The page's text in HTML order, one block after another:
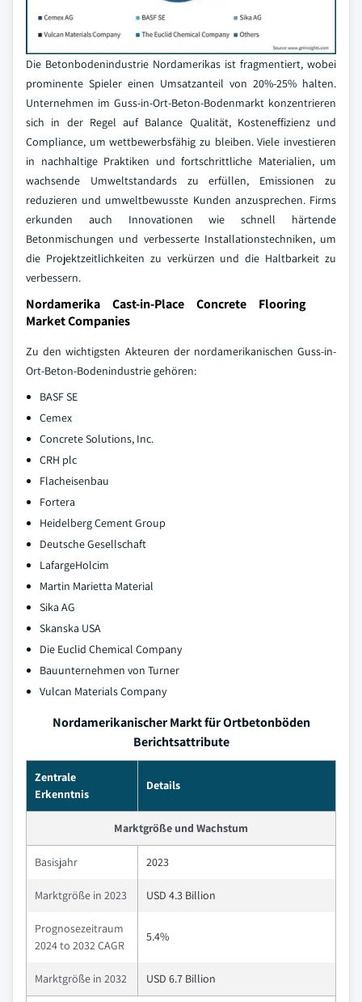
Die Betonbodenindustrie Nordamerikas ist fragmentiert, wobei
prominente Spieler einen Umsatzanteil von 20%-25% halten.
Unternehmen im Guss-in-Ort-Beton-Bodenmarkt konzentrieren
sich in der Regel auf Balance Qualität, Kosteneffizienz und
Compliance, um wettbewerbsfähig zu bleiben. Viele investieren
in nachhaltige Praktiken und fortschrittliche Materialien, um
wachsende Umweltstandards zu erfüllen, Emissionen zu
reduzieren und umweltbewusste Kunden anzusprechen. Firms
erkunden auch Innovationen wie schnell härtende
Betonmischungen und verbesserte Installationstechniken, um
die Projektzeitlichkeiten zu verkürzen und die Haltbarkeit zu
verbessern.
Nordamerika Cast-in-Place Concrete Flooring
Market Companies
Zu den wichtigsten Akteuren der nordamerikanischen Guss-in-
Ort-Beton-Bodenindustrie gehören:
BASF SE
Cemex
Concrete Solutions, Inc.
CRH plc
Flacheisenbau
Fortera
Heidelberg Cement Group
Deutsche Gesellschaft
LafargeHolcim
Martin Marietta Material
Sika AG
Skanska USA
Die Euclid Chemical Company
Bauunternehmen von Turner
Vulcan Materials Company
Nordamerikanischer Markt für Ortbetonböden
Berichtsattribute
Zentrale
Erkenntnis
Details
Marktgröße und Wachstum
Basisjahr 2023
Marktgröße in 2023 USD 4.3 Billion
Prognosezeitraum
2024 to 2032 CAGR
5.4%
Marktgröße in 2032 USD 6.7 Billion